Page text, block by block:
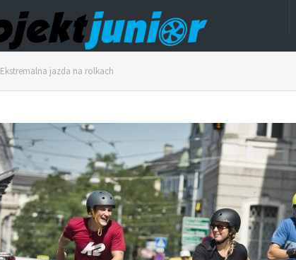
Ekstremalna jazda na rolkach